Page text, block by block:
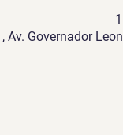
Av. Governador